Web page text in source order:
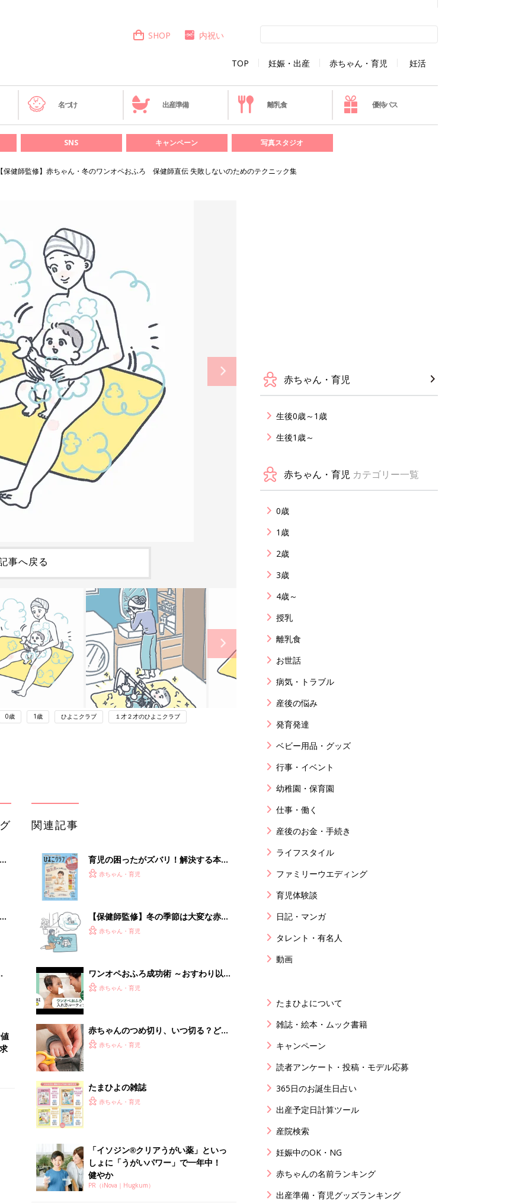
TOP 妊娠・出産 赤ちゃん・育児 妊活
SHOP 内祝い
名づけ 出産準備 離乳食 優待パス
SNS キャンペーン 写真スタジオ
【保健師監修】赤ちゃん・冬のワンオペおふろ 保健師直伝 失敗しないのためのテクニック集
事へ戻る
0歳 1歳 ひよこクラブ １才２才のひよこクラブ
関連記事
育児の困ったがズバリ！解決する本
『ひよこクラブ 秋号』 4カ月～2才
赤ちゃん・育児
【保健師監修】冬の季節は大変な赤ち
ゃんのおふろ、イライラしない夫との
赤ちゃん・育児
ワンオペおふろ成功術 ～おすわり以
降の赤ちゃん編～【動画】
赤ちゃん・育児
赤ちゃんのつめ切り、いつ切る？どう
切る？コツ＆やりがちNG2選【保健師
赤ちゃん・育児
たまひよの雑誌
赤ちゃん・育児
「イソジン®クリアうがい薬」といっ
しょに「うがいパワー」で一年中！
健やか
PR（iNova｜Hugkum）
赤ちゃん・育児
生後0歳～1歳
生後1歳～
赤ちゃん・育児 カテゴリー一覧
0歳
1歳
2歳
3歳
4歳～
授乳
離乳食
お世話
病気・トラブル
産後の悩み
発育発達
ベビー用品・グッズ
行事・イベント
幼稚園・保育園
仕事・働く
産後のお金・手続き
ライフスタイル
ファミリーウエディング
育児体験談
日記・マンガ
タレント・有名人
動画
たまひよについて
雑誌・絵本・ムック書籍
キャンペーン
読者アンケート・投稿・モデル応募
365日のお誕生日占い
出産予定日計算ツール
産院検索
妊娠中のOK・NG
赤ちゃんの名前ランキング
出産準備・育児グッズランキング